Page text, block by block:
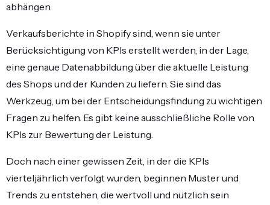
abhängen.
Verkaufsberichte in Shopifysind, wenn sie unter
Berücksichtigung von KPIs erstellt werden, in der Lage,
eine genaue Datenabbildung über die aktuelle Leistung
des Shops und der Kunden zu liefern. Sie sind das
Werkzeug, um bei der Entscheidungsfindung zu wichtigen
Fragen zu helfen. Es gibt keine ausschließliche Rolle von
KPIs zur Bewertung der Leistung.
Doch nach einer gewissen Zeit, in der die KPIs
vierteljährlich verfolgt wurden, beginnen Muster und
Trends zu entstehen, die wertvoll und nützlich sein